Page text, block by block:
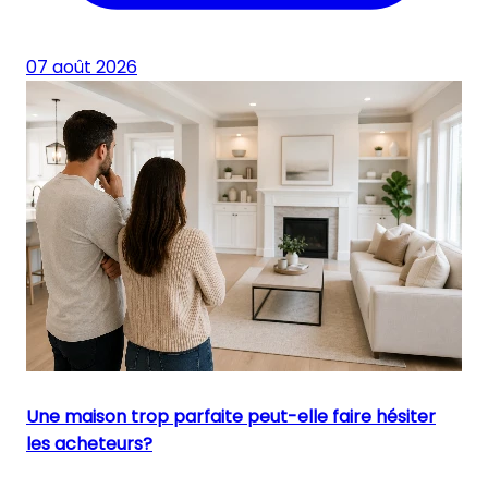
07 août 2026
Une maison trop parfaite peut-elle faire hésiter
les acheteurs?